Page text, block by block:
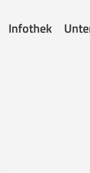
Infothek